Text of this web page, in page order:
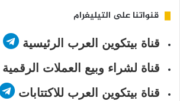
قنواتنا على التيليغرام
قناة بيتكوين العرب الرئيسية
قناة لشراء وبيع العملات الرقمية
قناة بيتكوين العرب للاكتتابات